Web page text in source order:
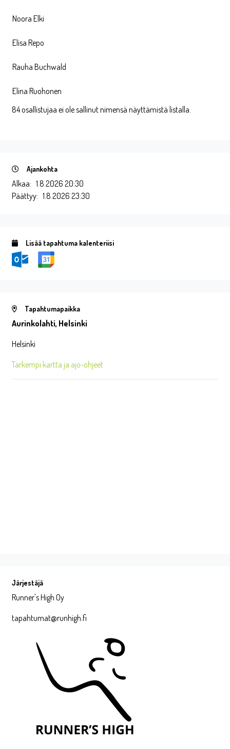
Noora Elki
Elisa Repo
Rauha Buchwald
Elina Ruohonen
84 osallistujaa ei ole sallinut nimensä näyttämistä listalla.
Ajankohta
Alkaa: 1.8.2026 20:30
Päättyy: 1.8.2026 23:30
Lisää tapahtuma kalenteriisi
Tapahtumapaikka
Aurinkolahti, Helsinki
Helsinki
Tarkempi kartta ja ajo-ohjeet
Järjestäjä
Runner's High Oy
tapahtumat@runhigh.fi